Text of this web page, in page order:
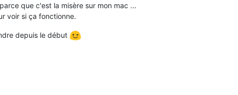
que c'est la misère sur mon mac ...
voir si ça fonctionne.
depuis le début